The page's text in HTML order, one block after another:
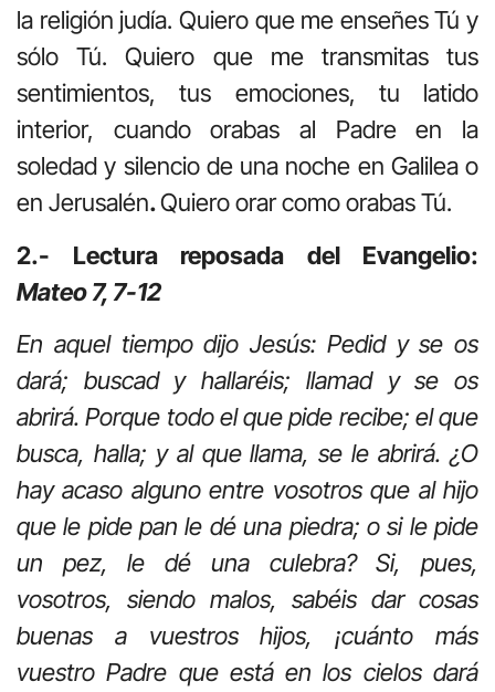
la religión judía. Quiero que me enseñes Tú y
sólo Tú. Quiero que me transmitas tus
sentimientos, tus emociones, tu latido
interior, cuando orabas al Padre en la
soledad y silencio de una noche en Galilea o
en Jerusalén.Quiero orar como orabas Tú.
2.- Lectura reposada del Evangelio:
Mateo 7, 7-12
En aquel tiempo dijo Jesús: Pedid y se os
dará; buscad y hallaréis; llamad y se os
abrirá. Porque todo el que pide recibe; el que
busca, halla; y al que llama, se le abrirá. ¿O
hay acaso alguno entre vosotros que al hijo
que le pide pan le dé una piedra; o si le pide
un pez, le dé una culebra? Si, pues,
vosotros, siendo malos, sabéis dar cosas
buenas a vuestros hijos, ¡cuánto más
vuestro Padre que está en los cielos dará